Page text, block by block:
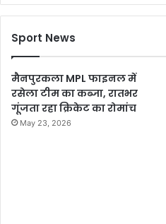
Sport News
मैनपुरकला MPL फाइनल में
रसेला टीम का कब्जा, रातभर
गूंजता रहा क्रिकेट का रोमांच
May 23, 2026